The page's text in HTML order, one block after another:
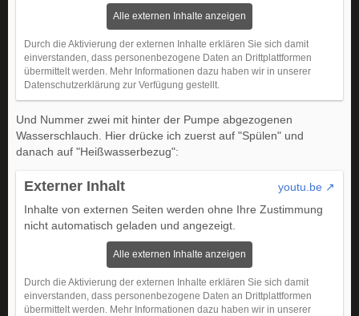
Alle externen Inhalte anzeigen
Durch die Aktivierung der externen Inhalte erklären Sie sich damit
einverstanden, dass personenbezogene Daten an Drittplattformen
übermittelt werden. Mehr Informationen dazu haben wir in unserer
Datenschutzerklärung zur Verfügung gestellt.
Und Nummer zwei mit hinter der Pumpe abgezogenen
Wasserschlauch. Hier drücke ich zuerst auf "Spülen" und
danach auf "Heißwasserbezug":
Externer Inhalt
youtu.be
Inhalte von externen Seiten werden ohne Ihre Zustimmung
nicht automatisch geladen und angezeigt.
Alle externen Inhalte anzeigen
Durch die Aktivierung der externen Inhalte erklären Sie sich damit
einverstanden, dass personenbezogene Daten an Drittplattformen
übermittelt werden. Mehr Informationen dazu haben wir in unserer